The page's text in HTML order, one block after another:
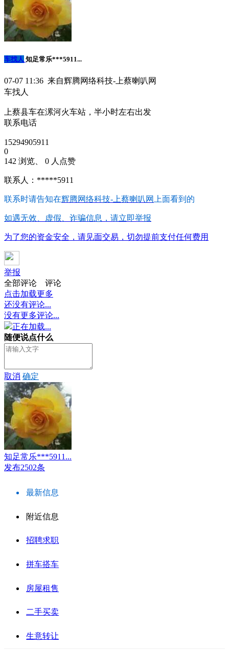
车找人 知足常乐***5911...
07-07 11:36 来自辉腾网络科技-上蔡喇叭网
车找人
上蔡县车在漯河火车站，半小时左右出发
联系电话
15294905911
0
142 浏览、 0 人点赞
联系人：*****5911
联系时请告知在辉腾网络科技-上蔡喇叭网 上面看到的
如遇无效、虚假、诈骗信息，请立即举报
为了您的资金安全，请见面交易，切勿提前支付任何费用
举报
全部评论
评论
点击加载更多
还没有评论...
没有更多评论...
正在加载...
随便说点什么
取消 确定
知足常乐***5911...
发布2502条
最新信息
附近信息
招聘求职
拼车搭车
房屋租售
二手买卖
生意转让